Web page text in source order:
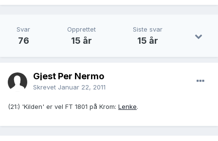
Svar
76
Opprettet
15 år
Siste svar
15 år
Gjest Per Nermo
Skrevet Januar 22, 2011
(21:) 'Kilden' er vel FT 1801 på Krom: Lenke.